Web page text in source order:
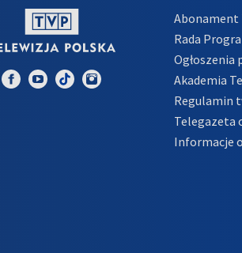
Abonament
Rada
Ogłoszenia
Akademia
Regulamin
Telegazeta
Informacje